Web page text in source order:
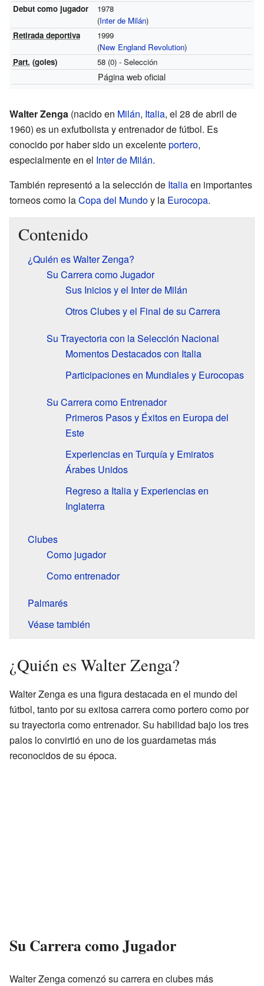
Debut como jugador
1978
(Inter de Milán)
Retirada deportiva
1999
(New England Revolution)
Part. (goles) 58 (0) - Selección
Página web oficial
Walter Zenga (nacido en Milán, Italia, el 28 de abril de
1960) es un exfutbolista y entrenador de fútbol. Es
conocido por haber sido un excelenteportero,
especialmente en el Inter de Milán.
También representó a la selección de Italiaen importantes
torneos como laCopa del Mundoy la Eurocopa.
Contenido
¿Quién es Walter Zenga?
Su Carrera como Jugador
Sus Inicios y el Inter de Milán
Otros Clubes y el Final de su Carrera
Su Trayectoria con la Selección Nacional
Momentos Destacados con Italia
Participaciones en Mundiales y Eurocopas
Su Carrera como Entrenador
Primeros Pasos y Éxitos en Europa del
Este
Experiencias en Turquía y Emiratos
Árabes Unidos
Regreso a Italia y Experiencias en
Inglaterra
Clubes
Como jugador
Como entrenador
Palmarés
Véase también
¿Quién es Walter Zenga?
Walter Zenga es una figura destacada en el mundo del
fútbol, tanto por su exitosa carrera como portero como por
su trayectoria como entrenador. Su habilidad bajo los tres
palos lo convirtió en uno de los guardametas más
reconocidos de su época.
Su Carrera como Jugador
Walter Zenga comenzó su carrera en clubes más